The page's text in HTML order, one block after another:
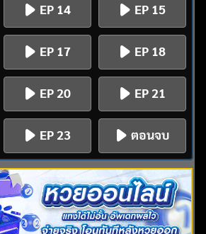
EP 14 EP 15
EP 17 EP 18
EP 20 EP 21
EP 23 ตอนจบ